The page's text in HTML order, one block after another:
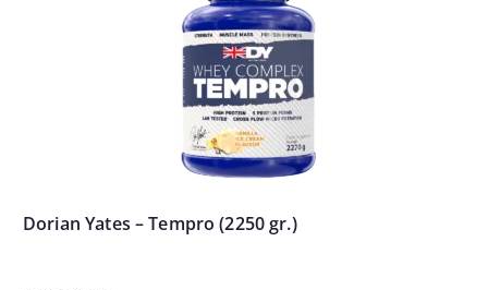
Dorian Yates – Tempro (2250 gr.)